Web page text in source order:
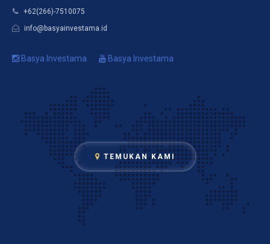
+62(266)-7510075
info@basyainvestama.id
Basya Investama Basya Investama
TEMUKAN KAMI